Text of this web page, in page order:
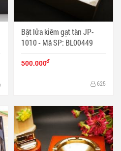
Bật lửa kiêm gạt tàn JP-
1010 - Mã SP: BL00449
500.000đ
625